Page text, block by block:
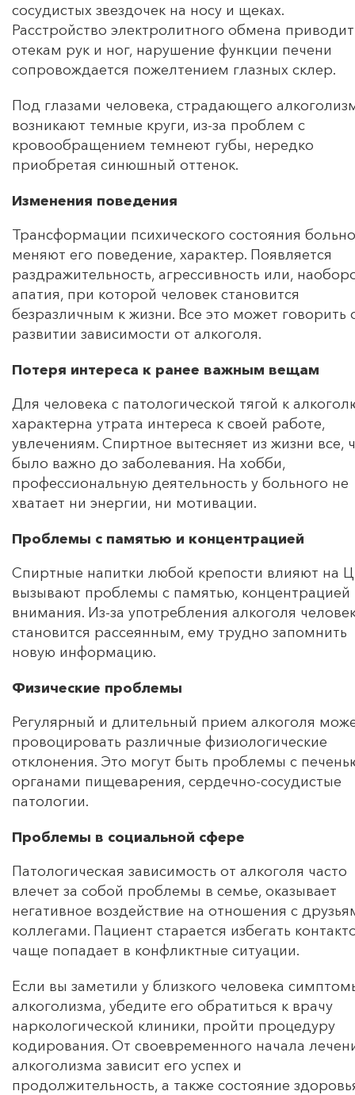
сосудистых звездочек на носу и щеках.
Расстройство электролитного обмена
отекам рук и ног, нарушение функции печени
сопровождается пожелтением глазных склер.
Под глазами человека, страдающего
возникают темные круги, из-за проблем с
кровообращением темнеют губы, нередко
приобретая синюшный оттенок.
Изменения поведения
Трансформации психического состояния
меняют его поведение, характер. Появляется
раздражительность, агрессивность или,
апатия, при которой человек становится
безразличным к жизни. Все это может говорить
развитии зависимости от алкоголя.
Потеря интереса к ранее важным вещам
Для человека с патологической тягой к
характерна утрата интереса к своей работе,
увлечениям. Спиртное вытесняет из жизни все,
было важно до заболевания. На хобби,
профессиональную деятельность у больного не
хватает ни энергии, ни мотивации.
Проблемы с памятью и концентрацией
Спиртные напитки любой крепости влияют на
вызывают проблемы с памятью, концентрацией
внимания. Из-за употребления алкоголя
становится рассеянным, ему трудно запомнить
новую информацию.
Физические проблемы
Регулярный и длительный прием алкоголя
провоцировать различные физиологические
отклонения. Это могут быть проблемы с
органами пищеварения, сердечно-сосудистые
патологии.
Проблемы в социальной сфере
Патологическая зависимость от алкоголя часто
влечет за собой проблемы в семье, оказывает
негативное воздействие на отношения с
коллегами. Пациент старается избегать
чаще попадает в конфликтные ситуации.
Если вы заметили у близкого человека
алкоголизма, убедите его обратиться к врачу
наркологической клиники, пройти процедуру
кодирования. От своевременного начала
алкоголизма зависит его успех и
продолжительность, а также состояние